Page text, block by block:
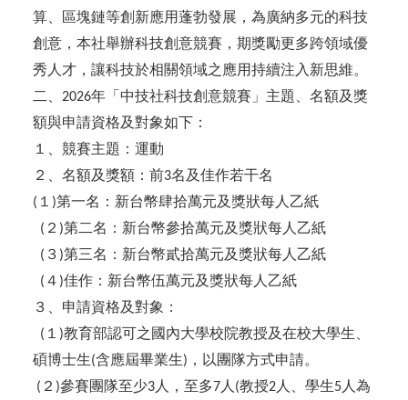
算、區塊鏈等創新應用蓬勃發展，為廣納多元的科技
創意，本社舉辦科技創意競賽，期獎勵更多跨領域優
秀人才，讓科技於相關領域之應用持續注入新思維。
二、 2026年「中技社科技創意競賽」主題、名額及獎
額與申請資格及對象如下：
１、競賽主題：運動
２、名額及獎額：前3名及佳作若干名
( １ )第一名：新台幣肆拾萬元及獎狀每人乙紙
( ２ )第二名：新台幣參拾萬元及獎狀每人乙紙
( ３ )第三名：新台幣貳拾萬元及獎狀每人乙紙
( ４ )佳作：新台幣伍萬元及獎狀每人乙紙
３、申請資格及對象：
( １ )教育部認可之國內大學校院教授及在校大學生、
碩博士生(含應屆畢業生) ，以團隊方式申請。
( ２ )參賽團隊至少3 人，至多7 人 (教授2 人、學生5 人為